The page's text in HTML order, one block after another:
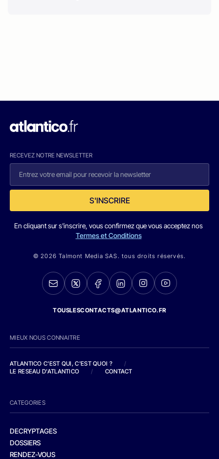
RECEVEZ NOTRE NEWSLETTER
S'INSCRIRE
En cliquant sur s'inscrire, vous confirmez que vous acceptez nos
Termes et Conditions
© 2026 Talmont Media SAS. tous droits réservés.
TOUSLESCONTACTS@ATLANTICO.FR
MIEUX NOUS CONNAITRE
ATLANTICO C'EST QUI, C'EST QUOI ?
/
LE RESEAU D'ATLANTICO
/ CONTACT
CATEGORIES
DECRYPTAGES
DOSSIERS
RENDEZ-VOUS